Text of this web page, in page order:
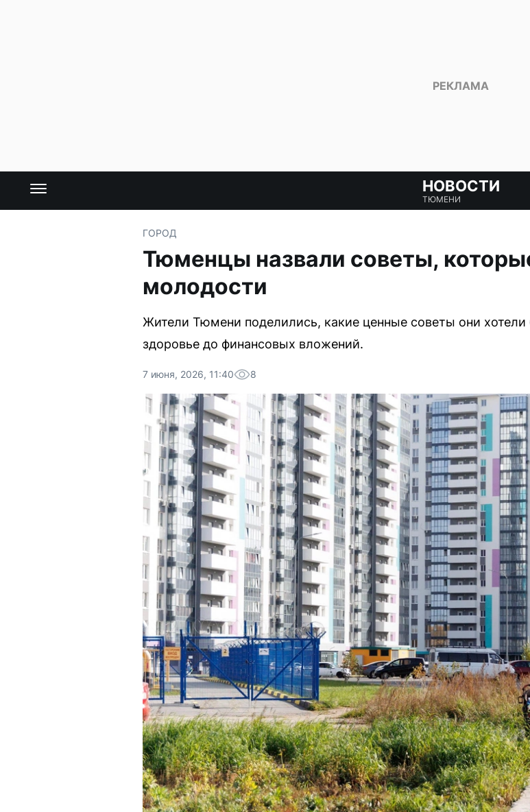
НОВОСТИ
ТЮМЕНИ
ГОРОД
Тюменцы назвали советы,
молодости
Жители Тюмени поделились, какие ценные советы они
здоровье до финансовых вложений.
7 июня, 2026, 11:40 8